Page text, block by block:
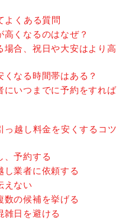
よくある質問
くなるのはなぜ？
場合、祝日や大安はより高
なる時間帯はある？
にいつまでに予約をすれば
っ越し料金を安くするコツ
、予約する
し業者に依頼する
えない
数の候補を挙げる
雑日を避ける